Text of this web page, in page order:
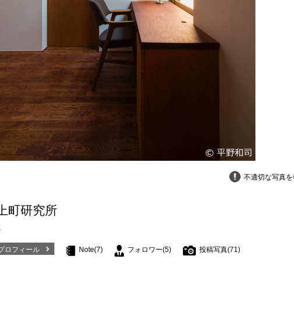
不適切な写真
町研究所
ロフィール Note(7) フォロワー(5) 投稿写真(71)